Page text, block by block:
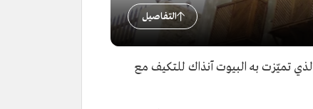
التفاصيل
الذي تميّزت به البيوت آنذاك للتكيف مع